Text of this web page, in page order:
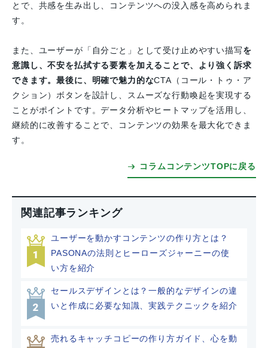
とで、共感を生み出し、コンテンツへの没入感を高められま
す。
また、ユーザーが「自分ごと」として受け止めやすい描写を
意識し、不安を払拭する要素を加えることで、より強く訴求
できます。最後に、明確で魅力的なCTA（コール・トゥ・ア
クション）ボタンを設計し、スムーズな行動喚起を実現する
ことがポイントです。データ分析やヒートマップを活用し、
継続的に改善することで、コンテンツの効果を最大化できま
す。
コラムコンテンツTOPに戻る
関連記事ランキング
ユーザーを動かすコンテンツの作り方とは？
PASONAの法則とヒーローズジャーニーの使
い方を紹介
セールスデザインとは？一般的なデザインの違
いと作成に必要な知識、実践テクニックを紹介
売れるキャッチコピーの作り方ガイド、心を動